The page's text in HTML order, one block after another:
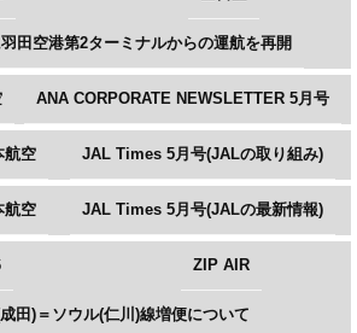
田空港第2ターミナルからの運航を再開
ANA CORPORATE NEWSLETTER 5月号
航空 JAL Times 5月号(JALの取り組み)
航空 JAL Times 5月号(JALの最新情報)
ZIP AIR
田)＝ソウル(仁川)線増便について